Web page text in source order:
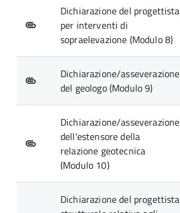
Dichiarazione del progettista
per interventi di
sopraelevazione (Modulo 8)
Dichiarazione/asseverazione
del geologo (Modulo 9)
Dichiarazione/asseverazione
dell'estensore della
relazione geotecnica
(Modulo 10)
Dichiarazione del progettista